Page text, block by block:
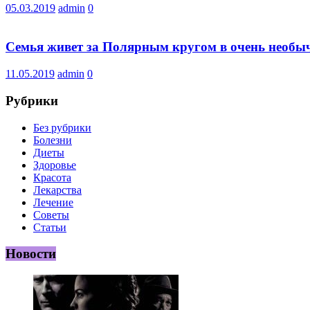
05.03.2019 admin 0
Семья живет за Полярным кругом в очень
11.05.2019 admin 0
Рубрики
Без рубрики
Болезни
Диеты
Здоровье
Красота
Лекарства
Лечение
Советы
Статьи
Новости